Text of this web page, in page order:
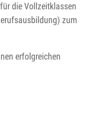
die Vollzeitklassen
zum
erfolgreichen